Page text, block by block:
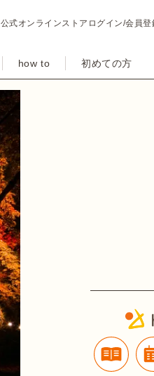
公式オンラインストア ログイン/会員登
how to 初めての方